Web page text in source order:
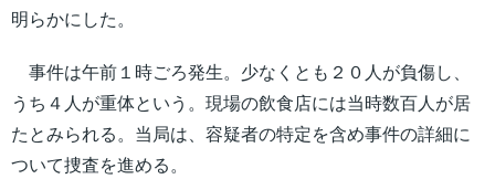
明らかにした。
事件は午前１時ごろ発生。少なくとも２０人が負傷し、
うち４人が重体という。現場の飲食店には当時数百人が居
たとみられる。当局は、容疑者の特定を含め事件の詳細に
ついて捜査を進める。